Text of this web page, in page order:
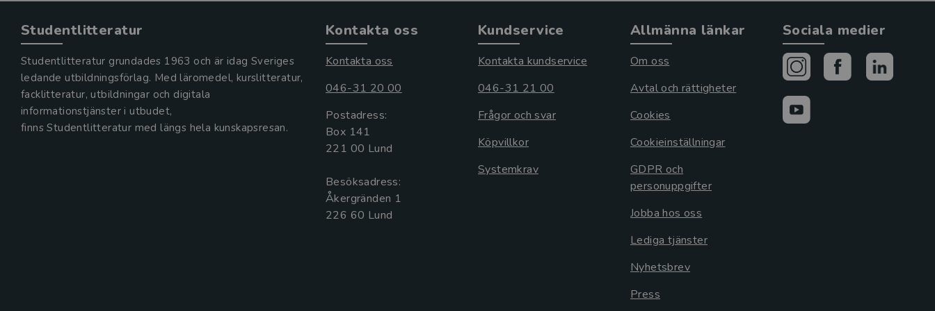
Studentlitteratur
Studentlitteratur grundades 1963 och är idag Sveriges
ledande utbildningsförlag. Med läromedel, kurslitteratur,
facklitteratur, utbildningar och digitala
informationstjänster i utbudet,
finns Studentlitteratur med längs hela kunskapsresan.
Kontakta oss
Kontakta oss
046-31 20 00
Postadress:
Box 141
221 00 Lund
Besöksadress:
Åkergränden 1
Kundservice
Kontakta kundservice
046-31 21 00
Frågor och svar
Köpvillkor
Systemkrav
Allmänna länkar
Om oss
Avtal och rättigheter
Cookies
Cookieinställningar
GDPR och
personuppgifter
Jobba hos oss
Lediga tjänster
Nyhetsbrev
Press
Sociala medier